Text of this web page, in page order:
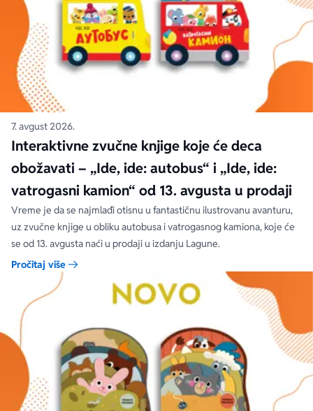
7. avgust 2026.
Interaktivne zvučne knjige koje će deca
obožavati – „Ide, ide: autobus“ i „Ide, ide:
vatrogasni kamion“ od 13. avgusta u prodaji
Vreme je da se najmlađi otisnu u fantastičnu ilustrovanu avanturu,
uz zvučne knjige u obliku autobusa i vatrogasnog kamiona, koje će
se od 13. avgusta naći u prodaji u izdanju Lagune.
Pročitaj više